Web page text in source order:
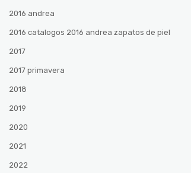
2016 andrea
2016 catalogos 2016 andrea zapatos de piel
2017
2017 primavera
2018
2019
2020
2021
2022